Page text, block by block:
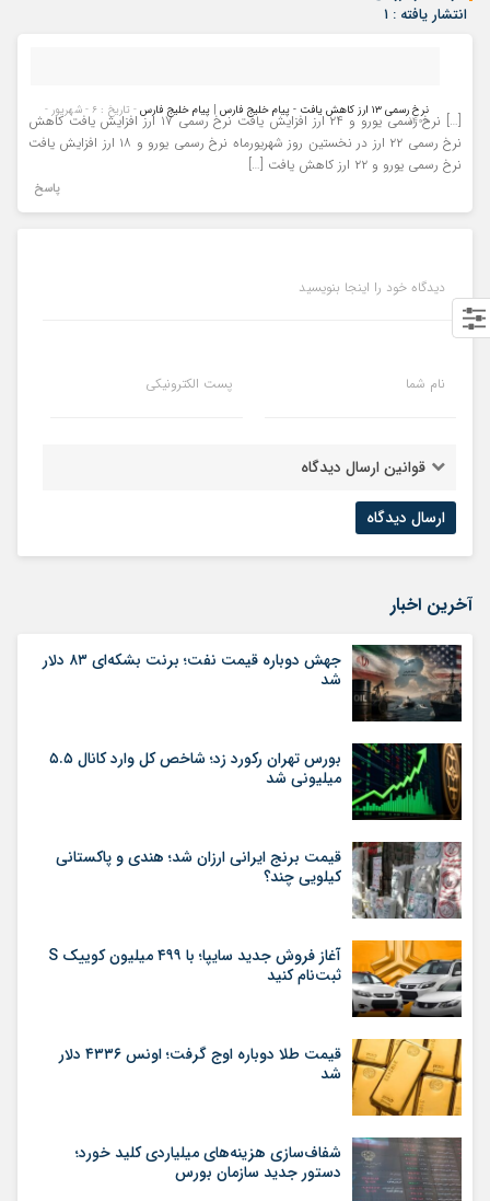
انتشار یافته : ۱
نرخ رسمی ۱۳ ارز کاهش یافت - پیام خلیج فارس | پیام خلیج فارس - تاریخ : ۶ - شهریور -
۱۴۰۰
[…] نرخ رسمی یورو و ۲۴ ارز افزایش یافت نرخ رسمی ۱۷ ارز افزایش یافت کاهش
نرخ رسمی ۲۲ ارز در نخستین روز شهریورماه نرخ رسمی یورو و ۱۸ ارز افزایش یافت
نرخ رسمی یورو و ۲۲ ارز کاهش یافت […]
پاسخ
دیدگاه خود را اینجا بنویسید
نام شما پست الکترونیکی
قوانین ارسال دیدگاه
آخرین اخبار
جهش دوباره قیمت نفت؛ برنت بشکه‌ای ۸۳ دلار
شد
بورس تهران رکورد زد؛ شاخص کل وارد کانال ۵.۵
میلیونی شد
قیمت برنج ایرانی ارزان شد؛ هندی و پاکستانی
کیلویی چند؟
آغاز فروش جدید سایپا؛ با ۴۹۹ میلیون کوییک S
ثبت‌نام کنید
قیمت طلا دوباره اوج گرفت؛ اونس ۴۳۳۶ دلار
شد
شفاف‌سازی هزینه‌های میلیاردی کلید خورد؛
دستور جدید سازمان بورس